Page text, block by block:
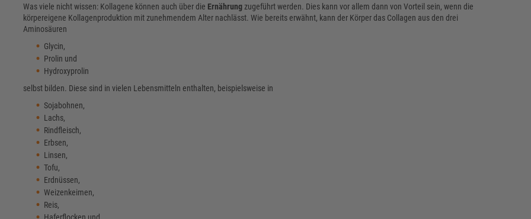
Was viele nicht wissen: Kollagene können auch über die Ernährungzugeführt werden. Dies kann vor allem dann von Vorteil sein, wenn die
körpereigene Kollagenproduktion mit zunehmendem Alter nachlässt. Wie bereits erwähnt, kann der Körper das Collagen aus den drei
Aminosäuren
Glycin,
Prolin und
Hydroxyprolin
selbst bilden. Diese sind in vielen Lebensmitteln enthalten, beispielsweise in
Sojabohnen,
Lachs,
Rindfleisch,
Erbsen,
Linsen,
Tofu,
Erdnüssen,
Weizenkeimen,
Reis,